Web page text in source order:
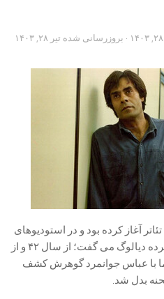
· بروزرسانی شده تیر ۲۸, ۱۴۰۳
آغاز کرده بود و در استودیوهای
دوبله به جای شخصیت های روی پرده دیالوگ می گفت؛ از سال ۴۲ و از
با عباس جوانمرد گوهرش کشف
بدل شد.